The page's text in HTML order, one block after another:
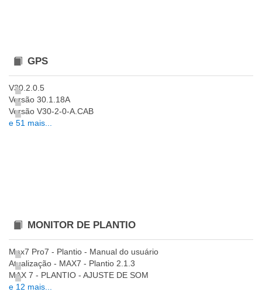
GPS
V30.2.0.5
Versão 30.1.18A
Versão V30-2-0-A.CAB
e 51 mais...
MONITOR DE PLANTIO
Max7 Pro7 - Plantio - Manual do usuário
Atualização - MAX7 - Plantio 2.1.3
MAX 7 - PLANTIO - AJUSTE DE SOM
e 12 mais...